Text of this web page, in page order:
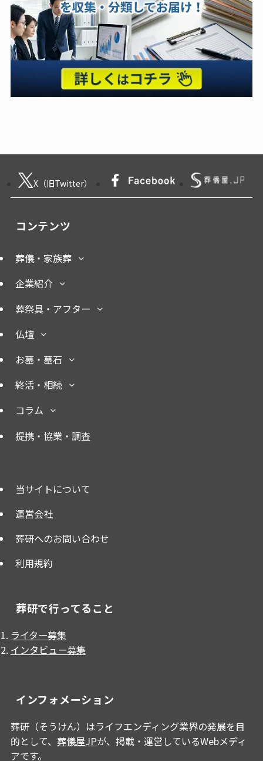
X（旧Twitter）
コンテンツ
葬儀・家族葬
企業紹介
葬祭具・アフター
仏壇
お墓・墓石
終活・相続
コラム
提携・協業・調査
当サイトについて
運営会社
葬研へのお問い合わせ
利用規約
葬研で行ってること
ライター募集
インタビュー募集
インフォメーション
葬研（そうけん）はライフエンディング業界の発展を目
的として、 葬儀屋JPが、掲載・運営しているWebメディ
アです。